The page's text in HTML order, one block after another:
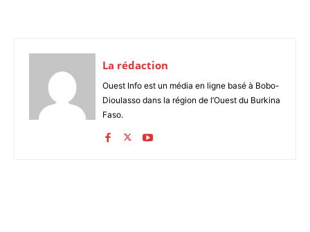
La rédaction
Ouest Info est un média en ligne basé à Bobo-
Dioulasso dans la région de l’Ouest du Burkina
Faso.